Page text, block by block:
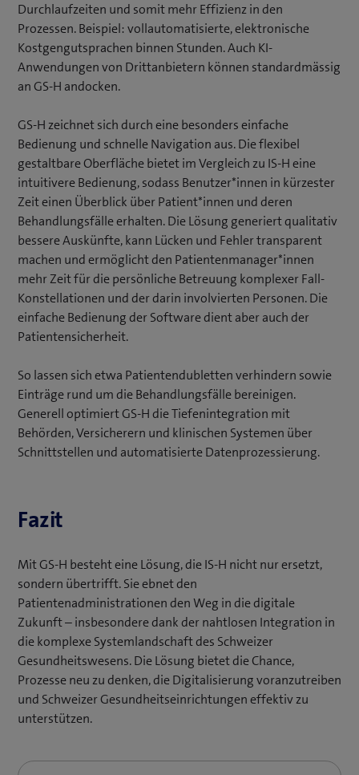
Durchlaufzeiten und somit mehr Effizienz in den
Prozessen. Beispiel: vollautomatisierte, elektronische
Kostgengutsprachen binnen Stunden. Auch KI-
Anwendungen von Drittanbietern können standardmässig
an GS-H andocken.
GS-H zeichnet sich durch eine besonders einfache
Bedienung und schnelle Navigation aus. Die flexibel
gestaltbare Oberfläche bietet im Vergleich zu IS-H eine
intuitivere Bedienung, sodass Benutzer*innen in kürzester
Zeit einen Überblick über Patient*innen und deren
Behandlungsfälle erhalten. Die Lösung generiert qualitativ
bessere Auskünfte, kann Lücken und Fehler transparent
machen und ermöglicht den Patientenmanager*innen
mehr Zeit für die persönliche Betreuung komplexer Fall-
Konstellationen und der darin involvierten Personen. Die
einfache Bedienung der Software dient aber auch der
Patientensicherheit.
So lassen sich etwa Patientendubletten verhindern sowie
Einträge rund um die Behandlungsfälle bereinigen.
Generell optimiert GS-H die Tiefenintegration mit
Behörden, Versicherern und klinischen Systemen über
Schnittstellen und automatisierte Datenprozessierung.
Fazit
Mit GS-H besteht eine Lösung, die IS-H nicht nur ersetzt,
sondern übertrifft. Sie ebnet den
Patientenadministrationen den Weg in die digitale
Zukunft – insbesondere dank der nahtlosen Integration in
die komplexe Systemlandschaft des Schweizer
Gesundheitswesens. Die Lösung bietet die Chance,
Prozesse neu zu denken, die Digitalisierung voranzutreiben
und Schweizer Gesundheitseinrichtungen effektiv zu
unterstützen.